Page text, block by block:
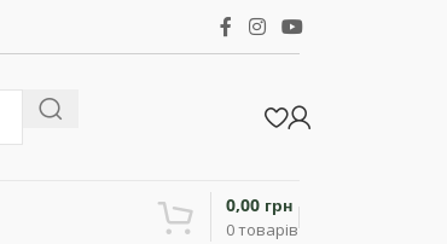
0товарів
0,00 грн